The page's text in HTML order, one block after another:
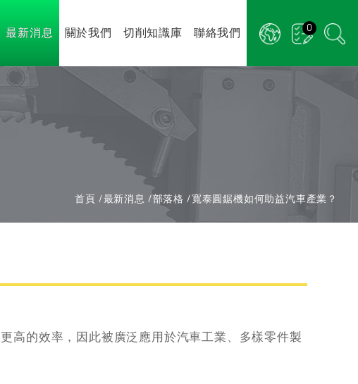
0
最新消息 關於我們 切削知識庫 聯絡我們
首頁 最新消息 部落格 寬泰圓鋸機如何助益汽車產業？
高的效率，因此被廣泛應用於汽車工業、多樣零件製